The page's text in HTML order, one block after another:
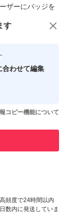
ザーにバッジを
ーです
績があります
ります
頻度で24時間以内
数内に発送していま
す
合わせて編集
コピー機能について